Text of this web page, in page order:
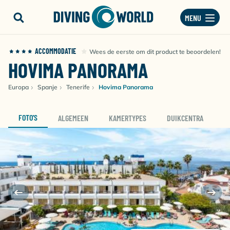
MENU
ACCOMMODATIE Wees de eerste om dit product te beoordelen!
HOVIMA PANORAMA
Europa Spanje Tenerife Hovima Panorama
FOTO'S ALGEMEEN KAMERTYPES DUIKCENTRA